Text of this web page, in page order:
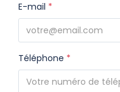
E-mail *
Téléphone *